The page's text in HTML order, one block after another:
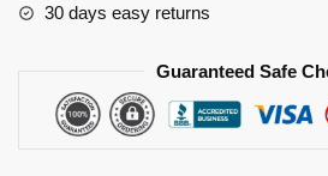
e
30 days easy returns
Guaranteed Safe